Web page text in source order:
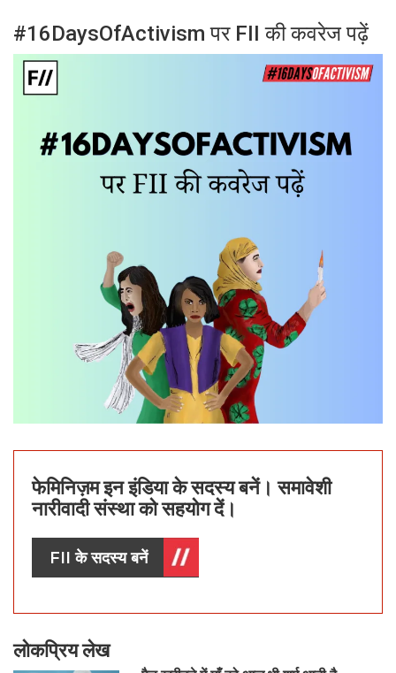
#16DaysOfActivism पर FII की कवरेज पढ़ें
फेमिनिज़म इन इंडिया के सदस्य बनें। समावेशी
नारीवादी संस्था को सहयोग दें।
FII के सदस्य बनें
लोकप्रिय लेख